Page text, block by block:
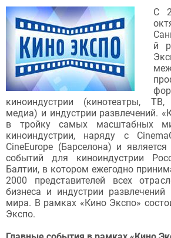
С
й
киноиндустрии (кинотеатры,
медиа) и индустрии развлечений.
в тройку самых масштабных
киноиндустрии, наряду с
CineEurope (Барселона) и
событий для киноиндустрии
Балтии, в котором ежегодно
2000 представителей всех
бизнеса и индустрии
мира. В рамках «Кино Экспо»
Экспо.